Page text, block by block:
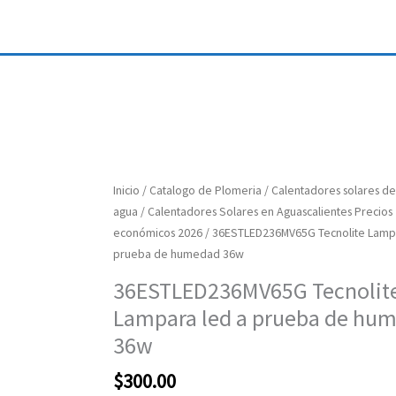
Inicio / Catalogo de Plomeria / Calentadores solares de
agua / Calentadores Solares en Aguascalientes Precios
económicos 2026/ 36ESTLED236MV65G Tecnolite
prueba de humedad 36w
36ESTLED236MV65G
Lampara led a prueba de
36w
$300.00
36ESTLED236MV65G
Tecnolite
Lampara
led
prueba
de
humedad
36w
cantidad